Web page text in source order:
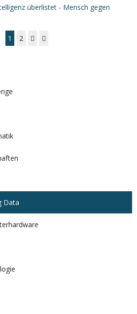
überlistet - Mensch gegen
1
2
Data